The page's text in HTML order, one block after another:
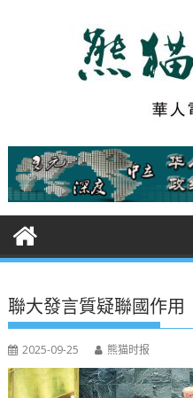
t
聯大發言質疑聯國作用
2025-09-25 熊猫时报